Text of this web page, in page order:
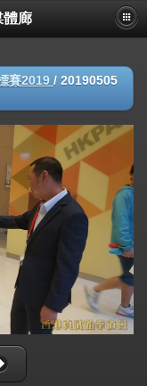
體廊
賽2019 / 20190505